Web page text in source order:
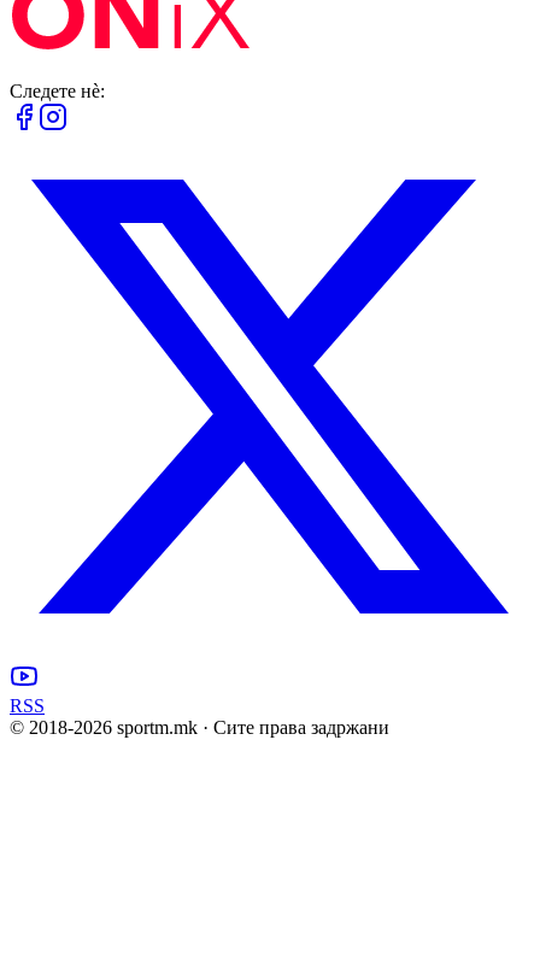
Следете нè:
RSS
© 2018-2026 sportm.mk · Сите права задржани